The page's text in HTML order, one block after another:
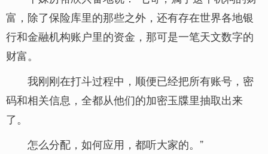
富，除了保险库里的那些之外，还有存在世界各地银
行和金融机构账户里的资金，那可是一笔天文数字的
财富。
我刚刚在打斗过程中，顺便已经把所有账号，密
码和相关信息，全都从他们的加密玉牒里抽取出来
了。
怎么分配，如何应用，都听大家的。”